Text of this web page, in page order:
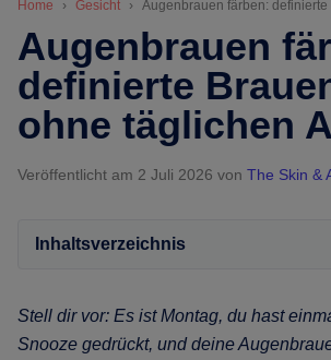
Home Gesicht
Augenbrauen
definierte
ohne täglichen
Veröffentlicht am 2 Juli 2026 von The Skin &
Inhaltsverzeichnis
Stell dir vor: Es ist Montag, du hast
Snooze gedrückt, und deine